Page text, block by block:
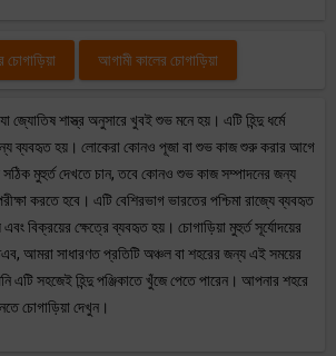
চোগাড়িয়া আগামী কালের চোগাড়িয়া
জ্যোতিষ শাস্ত্র অনুসারে খুবই শুভ মনে হয়। এটি হিন্দু ধর্মে
ব্যবহৃত হয়। লোকেরা কোনও পূজা বা শুভ কাজ শুরু করার আগে
মুহুর্ত দেখতে চান, তবে কোনও শুভ কাজ সম্পাদনের জন্য
করতে হবে। এটি বেশিরভাগ ভারতের পশ্চিমা রাজ্যে ব্যবহৃত
বিক্রয়ের ক্ষেত্রে ব্যবহৃত হয়। চোগাড়িয়া মুহুর্ত সূর্যোদয়ের
আমরা সাধারণত প্রতিটি অঞ্চল বা শহরের জন্য এই সময়ের
এটি সহজেই হিন্দু পঞ্জিকাতে খুঁজে পেতে পারেন। আপনার শহরে
চোগাড়িয়া দেখুন।